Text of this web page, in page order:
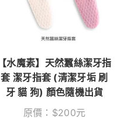
【水魔素】天然蠶絲潔牙指
套 潔牙指套 (清潔牙垢 刷
牙 貓 狗) 顏色隨機出貨
原價： $200元